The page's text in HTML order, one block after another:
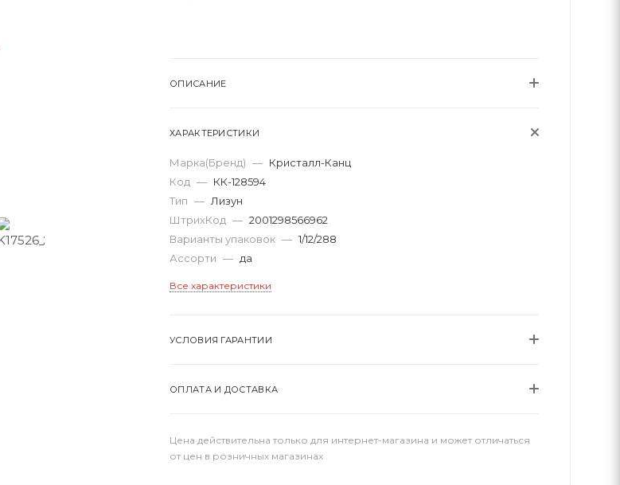
ОПИСАНИЕ
ХАРАКТЕРИСТИКИ
Марка(Бренд) — Кристалл-Канц
Код — КК-128594
Тип — Лизун
ШтрихКод — 2001298566962
Варианты упаковок — 1/12/288
Ассорти — да
Все характеристики
УСЛОВИЯ ГАРАНТИИ
ОПЛАТА И ДОСТАВКА
Цена действительна только для интернет-магазина и может отличаться
от цен в розничных магазинах